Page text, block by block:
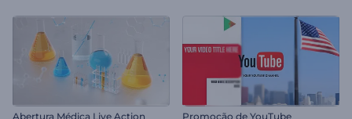
Abertura Médica Live Action Promoção de YouTube